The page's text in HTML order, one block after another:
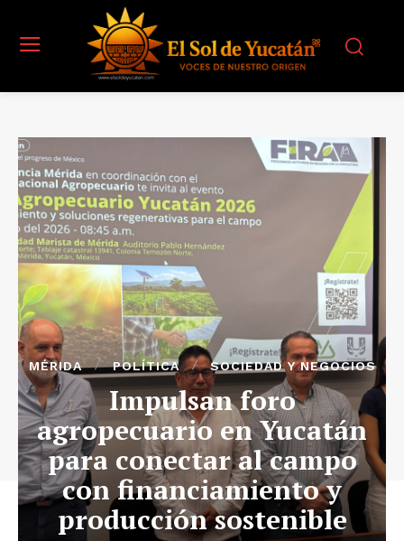
MÉRIDA POLÍTICA SOCIEDAD Y NEGOCIOS
Impulsan foro
agropecuario en Yucatán
para conectar al campo
con financiamiento y
producción sostenible